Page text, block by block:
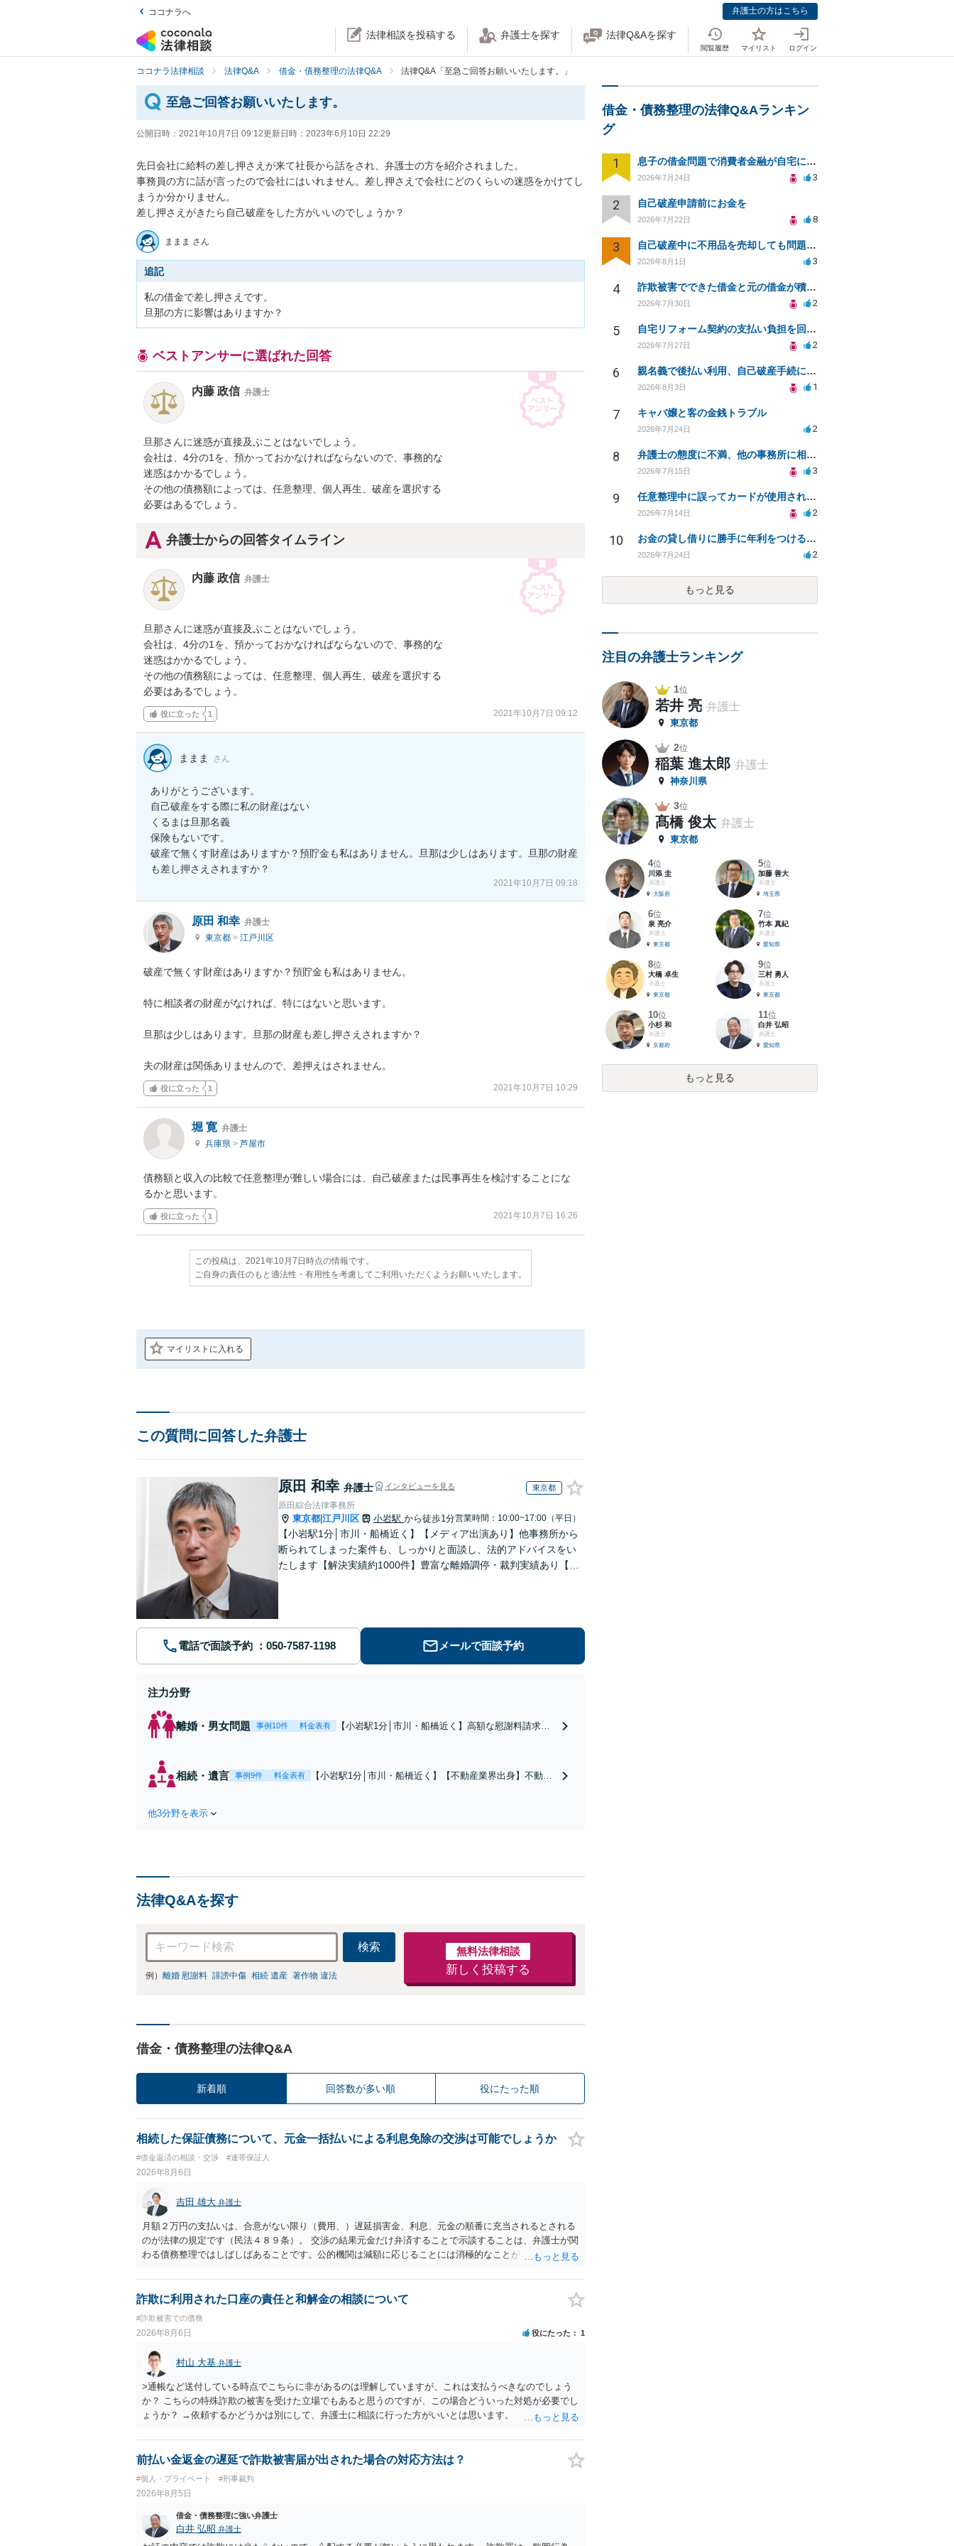
ココナラへ 弁護士の方はこちら
法律相談を投稿する 弁護士を探す 法律Q&Aを探す
閲覧履歴 マイリスト ログイン
ココナラ法律相談 法律Q&A 借金・債務整理の法律Q&A 法律Q&A「至急ご回答お願いいたします。」
至急ご回答お願いいたします。
公開日時： 2021年10月7日 09:12更新日時： 2023年6月10日 22:29
先日会社に給料の差し押さえが来て社長から話をされ、弁護士の方を紹介されました。
事務員の方に話が言ったので会社にはいれません。差し押さえで会社にどのくらいの迷惑をかけてし
まうか分かりません。
差し押さえがきたら自己破産をした方がいいのでしょうか？
ままま さん
追記
私の借金で差し押さえです。
旦那の方に影響はありますか？
ベストアンサーに選ばれた回答
内藤 政信 弁護士
旦那さんに迷惑が直接及ぶことはないでしょう。
会社は、4分の1を、預かっておかなければならないので、事務的な
迷惑はかかるでしょう。
その他の債務額によっては、任意整理、個人再生、破産を選択する
必要はあるでしょう。
弁護士からの回答タイムライン
内藤 政信 弁護士
旦那さんに迷惑が直接及ぶことはないでしょう。
会社は、4分の1を、預かっておかなければならないので、事務的な
迷惑はかかるでしょう。
その他の債務額によっては、任意整理、個人再生、破産を選択する
必要はあるでしょう。
役に立った 1 2021年10月7日 09:12
ままま さん
ありがとうございます。
自己破産をする際に私の財産はない
くるまは旦那名義
保険もないです。
破産で無くす財産はありますか？預貯金も私はありません。旦那は少しはあります。旦那の財産
も差し押さえされますか？
2021年10月7日 09:18
原田 和幸 弁護士
東京都 > 江戸川区
破産で無くす財産はありますか？預貯金も私はありません。
特に相談者の財産がなければ、特にはないと思います。
旦那は少しはあります。旦那の財産も差し押さえされますか？
夫の財産は関係ありませんので、差押えはされません。
役に立った 1 2021年10月7日 10:29
堀 寛 弁護士
兵庫県 > 芦屋市
債務額と収入の比較で任意整理が難しい場合には、自己破産または民事再生を検討することにな
るかと思います。
役に立った 1 2021年10月7日 16:26
この投稿は、2021年10月7日時点の情報です。
ご自身の責任のもと適法性・有用性を考慮してご利用いただくようお願いいたします。
マイリストに入れる
この質問に回答した弁護士
原田 和幸 弁護士 インタビューを見る 東京都
原田綜合法律事務所
東京都 江戸川区 小岩駅 から徒歩1分営業時間：10:00~17:00（平日）
【小岩駅1分│市川・船橋近く】【メディア出演あり】他事務所から
断られてしまった案件も、しっかりと面談し、法的アドバイスをい
たします【解決実績約1000件】豊富な離婚調停・裁判実績あり【不
電話で面談予約 メールで面談予約
注力分野
離婚・男女問題 事例10件 料金表有
【小岩駅1分│市川・船橋近く】高額な慰謝料請求の
家の財産分与に対応！離婚に関するお悩みは、お気
軽にご相談ください【メディア出演】【早朝・夜間
相続・遺言 事例9件 料金表有
【小岩駅1分│市川・船橋近く】【不動産業界出身】不動産
他3分野を表示
法律Q&Aを探す
検索
例） 離婚 慰謝料 誹謗中傷 相続 遺産 著作物 違法
無料法律相談
新しく投稿する
借金・債務整理の法律Q&A
新着順 回答数が多い順 役にたった順
相続した保証債務について、元金一括払いによる利息免除の交渉は可能でしょうか
#借金返済の相談・交渉 #連帯保証人
2026年8月6日
吉田 雄大 弁護士
月額２万円の支払いは、合意がない限り（費用、）遅延損害金、利息、元金の順番に充当されるとされる
のが法律の規定です（民法４８９条）。 交渉の結果元金だけ弁済することで示談することは、弁護士が関
わる債務整理ではしばしばあることです。公的機関は減額に応じることには消極的なことが多いものの、
詐欺に利用された口座の責任と和解金の相談について
#詐欺被害での債務
2026年8月6日 役にたった 1
村山 大基 弁護士
>通帳など送付している時点でこちらに非があるのは理解していますが、これは支払うべきなのでしょう
か？ こちらの特殊詐欺の被害を受けた立場でもあると思うのですが、この場合どういった対処が必要でし
ょうか？ →依頼するかどうかは別にして、弁護士に相談に行った方がいいとは思います。 そもそも、
とは可能でしょうか？ →一般的には難しいです。相談者さんも１００万円の被害を受けたとして、１円も
払わないで和解したいと言われたら、 できるだけ重い刑罰を与えて欲しい、と思われるのではないでし
だ、弁護士費用かけるならその分賠償に回すことも考えられるので、 兼ね合いは考えてみましょう。
前払い金返金の遅延で詐欺被害届が出された場合の対応方法は？
#個人・プライベート #刑事裁判
2026年8月5日
借金・債務整理に強い弁護士
白井 弘昭 弁護士
借金・債務整理の法律Q&Aランキン
グ
1 息子の借金問題で消費者金融が自宅にくるのをやめさせる方法はないですか？
2026年7月24日 3
2 自己破産申請前にお金を
2026年7月22日 8
3 自己破産中に不用品を売却しても問題ないか？
2026年8月1日 3
4 詐欺被害でできた借金と元の借金が積み重なり返済困難
2026年7月30日 2
5 自宅リフォーム契約の支払い負担を回避する方法は？
2026年7月27日 2
6 親名義で後払い利用、自己破産手続に影響はあるか？
2026年8月3日 1
7 キャバ嬢と客の金銭トラブル
2026年7月24日 2
8 弁護士の態度に不満、他の事務所に相談すべきか？
2026年7月15日 3
9 任意整理中に誤ってカードが使用されてしまった
2026年7月14日 2
10 お金の貸し借りに勝手に年利をつけるのはどうなのか
2026年7月24日 2
もっと見る
注目の弁護士ランキング
1位
若井 亮 弁護士
東京都
2位
稲葉 進太郎 弁護士
神奈川県
3位
髙橋 俊太 弁護士
東京都
4位
川添 圭
弁護士
大阪府
5位
加藤 善大
弁護士
埼玉県
6位
泉 亮介
弁護士
東京都
7位
竹本 真紀
弁護士
愛知県
8位
大橋 卓生
弁護士
東京都
9位
三村 勇人
弁護士
東京都
10位
小杉 和
弁護士
京都府
11位
白井 弘昭
弁護士
愛知県
もっと見る